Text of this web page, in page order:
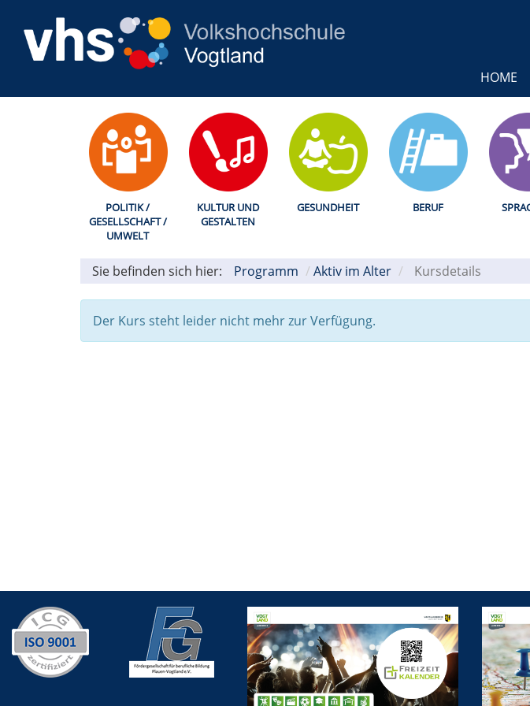
HOME
POLITIK /
GESELLSCHAFT /
UMWELT
KULTUR UND
GESTALTEN
GESUNDHEIT BERUF
Sie befinden sich hier: Programm Aktiv im Alter / Kursdetails
Der Kurs steht leider nicht mehr zur Verfügung.